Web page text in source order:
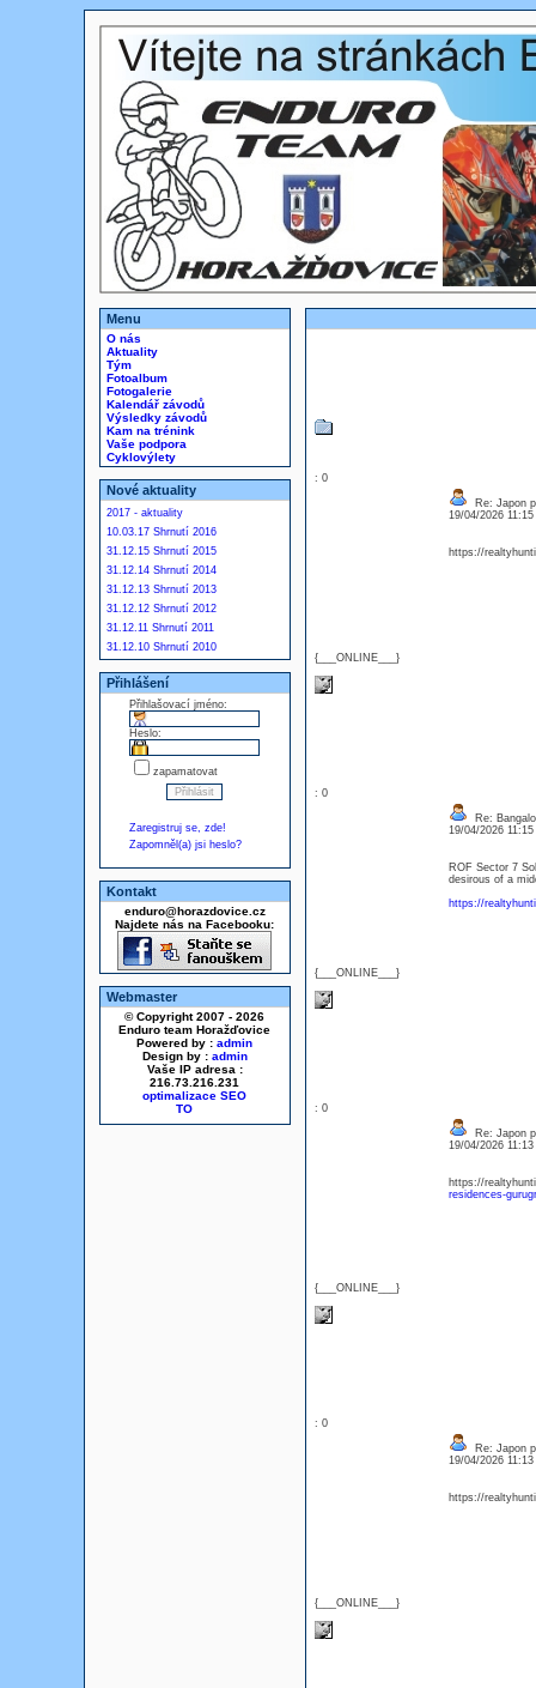
Menu
O nás
Aktuality
Tým
Fotoalbum
Fotogalerie
Kalendář závodů
Výsledky závodů
Kam na trénink
Vaše podpora
Cyklovýlety
Nové aktuality
2017 - aktuality
10.03.17 Shrnutí 2016
31.12.15 Shrnutí 2015
31.12.14 Shrnutí 2014
31.12.13 Shrnutí 2013
31.12.12 Shrnutí 2012
31.12.11 Shrnutí 2011
31.12.10 Shrnutí 2010
Přihlášení
Přihlašovací jméno:
Heslo:
zapamatovat
Zaregistruj se, zde!
Zapomněl(a) jsi heslo?
Kontakt
enduro@horazdovice.cz
Najdete nás na Facebooku:
Webmaster
© Copyright 2007 - 2026
Enduro team Horažďovice
Powered by : admin
Design by : admin
Vaše IP adresa :
216.73.216.231
optimalizace SEO
: 0
{___ONLINE___}
Re: Japon
19/04/2026
https://
: 0
{___ONLINE___}
Re:
19/04/2026
ROF Sector 7
desirous of a
https://
: 0
{___ONLINE___}
Re: Japon
19/04/2026
https://
residences-
: 0
{___ONLINE___}
Re: Japon
19/04/2026
https://